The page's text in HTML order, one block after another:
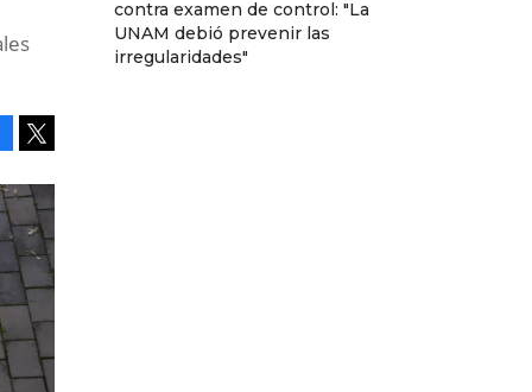
contra examen de control: "La
UNAM debió prevenir las
irregularidades"